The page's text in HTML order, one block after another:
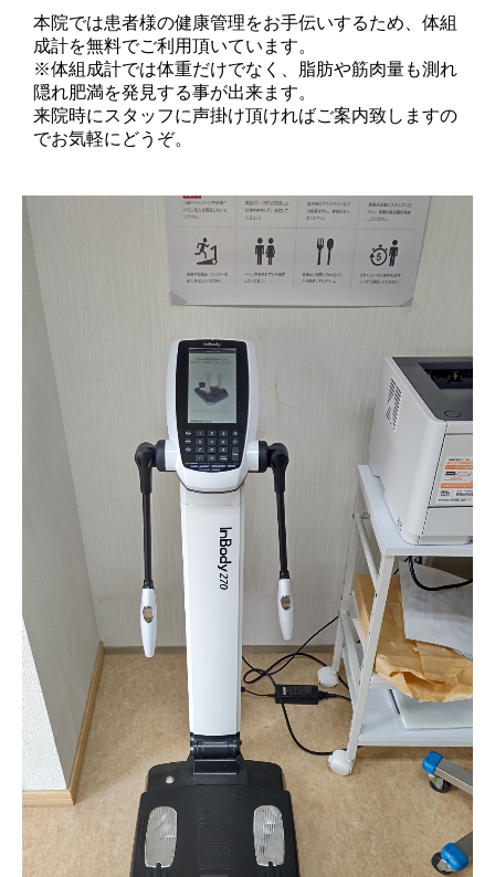
本院では患者様の健康管理をお手伝いするため、体組
成計を無料でご利用頂いています。
※体組成計では体重だけでなく、脂肪や筋肉量も測れ
隠れ肥満を発見する事が出来ます。
来院時にスタッフに声掛け頂ければご案内致しますの
でお気軽にどうぞ。